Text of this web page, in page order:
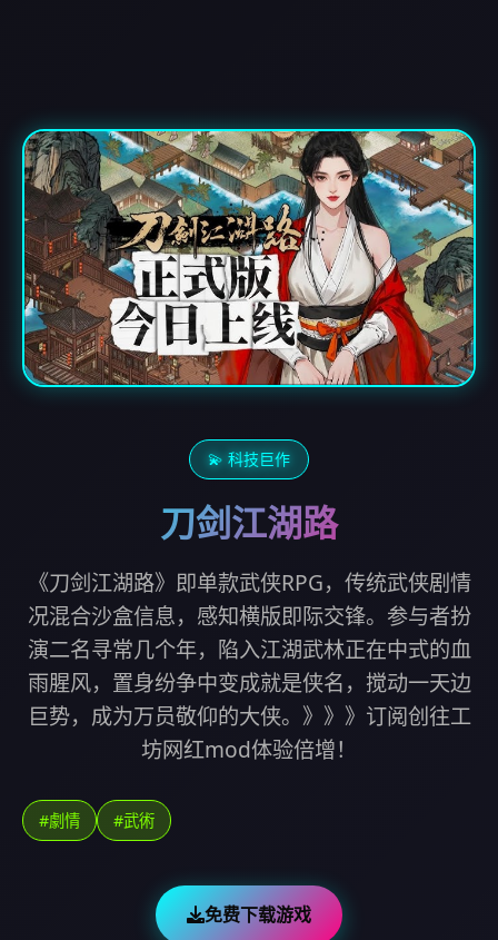
💫 科技巨作
刀剑江湖路
《刀剑江湖路》即单款武侠RPG，传统武侠剧情
况混合沙盒信息，感知横版即际交锋。参与者扮
演二名寻常几个年，陷入江湖武林正在中式的血
雨腥风，置身纷争中变成就是侠名，搅动一天边
巨势，成为万员敬仰的大侠。》》》订阅创往工
坊网红mod体验倍增！
#劇情 #武術
免费下载游戏